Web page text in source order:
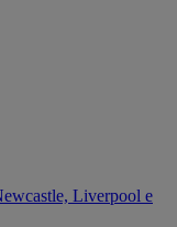
Liverpool e